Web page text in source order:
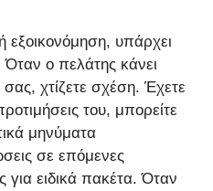
εξοικονόμηση, υπάρχει
Όταν ο πελάτης κάνει
χτίζετε σχέση. Έχετε
του, μπορείτε
μηνύματα
σε επόμενες
για ειδικά πακέτα. Όταν